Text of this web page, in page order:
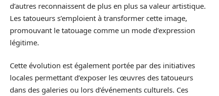
d’autres reconnaissent de plus en plus sa valeur artistique.
Les tatoueurs s’emploient à transformer cette image,
promouvant le tatouage comme un mode d’expression
légitime.
Cette évolution est également portée par des initiatives
locales permettant d’exposer les œuvres des tatoueurs
dans des galeries ou lors d’événements culturels. Ces